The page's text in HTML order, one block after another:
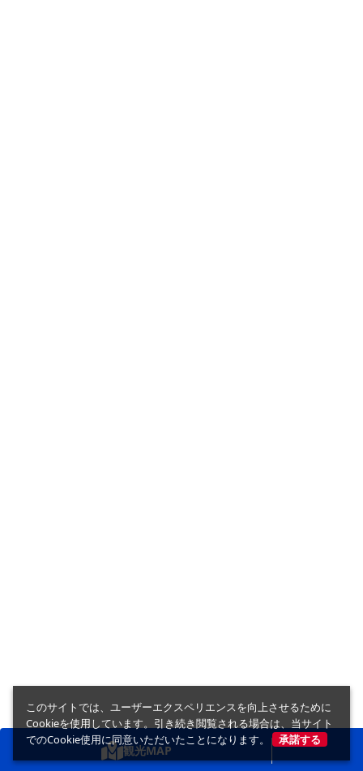
観光MAP
このサイトでは、ユーザーエクスペリエンスを向上させるために
Cookieを使用しています。引き続き閲覧される場合は、当サイト
でのCookie使用に同意いただいたことになります。 承諾する